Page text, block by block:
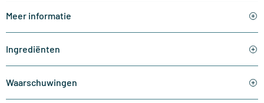
Meer informatie
Ingrediënten
Waarschuwingen